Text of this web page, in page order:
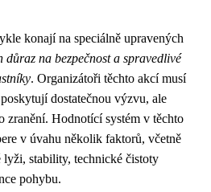
konají na speciálně upravených
důraz na bezpečnost a spravedlivé
. Organizátoři těchto akcí musí
dostatečnou výzvu, ale
zranění. Hodnotící systém v těchto
v úvahu několik faktorů, včetně
stability, technické čistoty
pohybu.